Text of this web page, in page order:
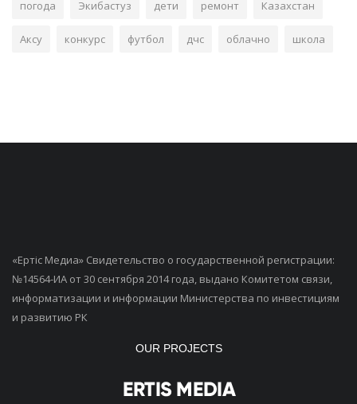
погода Экибастуз дети ремонт Казахстан
Аксу конкурс футбол дчс облачно школа
«Ертiс Медиа» Свидетельство о государственной регистрации:
№14564-ИА от 30 сентября 2014 года, выдано Комитетом связи,
информатизации и информации Министерства по инвестициям
и развитию РК
OUR PROJECTS